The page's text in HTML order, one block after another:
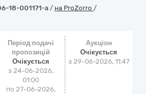
18-001171-a / на ProZorro /
Період подачі
пропозицій
Очікується
з 24-06-2026,
01:00
по 27-06-2026,
Аукціон
Очікується
з 29-06-2026, 11:47